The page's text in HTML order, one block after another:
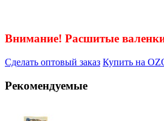
Внимание! Расшитые
Сделать оптовый заказ Купить на
Рекомендуемые